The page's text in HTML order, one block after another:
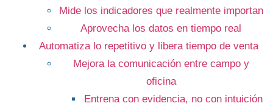
Mide los indicadores que realmente importan
Aprovecha los datos en tiempo real
Automatiza lo repetitivo y libera tiempo de venta
Mejora la comunicación entre campo y
oficina
Entrena con evidencia, no con intuición